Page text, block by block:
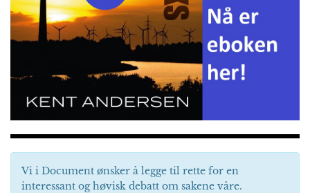
Vi i Document ønsker å legge til rette for en
interessant og høvisk debatt om sakene våre.